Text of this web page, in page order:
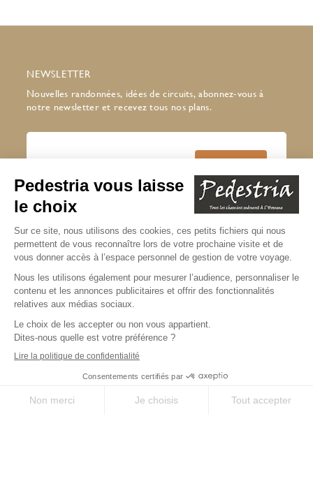
NEWSLETTER
Nouvelles randonnées, idées de circuits, abonnez-vous à
notre newsletter et recevez tous nos plans.
J’accepte de recevoir la newsletter
Pedestria
Lire notre politique de confidentialité
* champs obligatoires
Copyright © 2026 Pedestria
CGV et assurance